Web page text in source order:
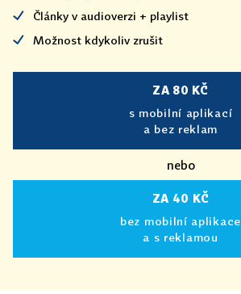
Články v audioverzi + playlist
Možnost kdykoliv zrušit
ZA 80 KČ
s mobilní aplikací
a bez reklam
nebo
ZA 40 KČ
bez mobilní aplikace
a s reklamou